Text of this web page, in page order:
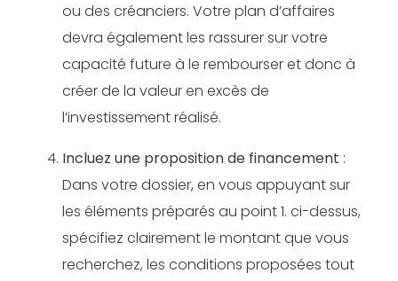
ou des créanciers. Votre plan d’affaires
devra également les rassurer sur votre
capacité future à le rembourser et donc à
créer de la valeur en excès de
l’investissement réalisé.
Incluez une proposition de financement :
Dans votre dossier, en vous appuyant sur
les éléments préparés au point 1. ci-dessus,
spécifiez clairement le montant que vous
recherchez, les conditions proposées tout